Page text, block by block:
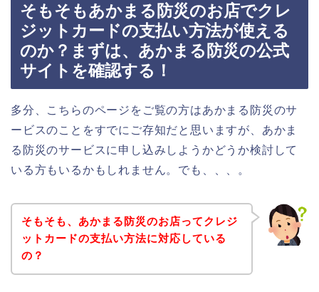
そもそもあかまる防災のお店でクレ
ジットカードの支払い方法が使える
のか？まずは、あかまる防災の公式
サイトを確認する！
多分、こちらのページをご覧の方はあかまる防災のサ
ービスのことをすでにご存知だと思いますが、あかま
る防災のサービスに申し込みしようかどうか検討して
いる方もいるかもしれません。でも、、、。
そもそも、あかまる防災のお店ってクレジ
ットカードの支払い方法に対応している
の？